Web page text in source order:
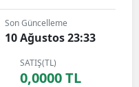
Son Güncelleme
10 Ağustos 23:33
SATIŞ(TL)
0,0000 TL